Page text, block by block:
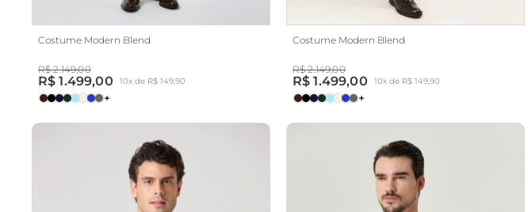
Costume Modern Blend
R$ 2.149,00
R$ 1.499,00 10x de R$ 149,90
+
Costume Modern Blend
R$ 2.149,00
R$ 1.499,00 10x de R$ 149,90
+